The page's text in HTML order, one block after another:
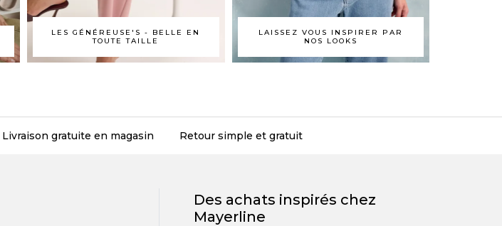
LES GÉNÉREUSE'S - BELLE EN
TOUTE TAILLE
LAISSEZ VOUS INSPIRER PAR
NOS LOOKS
Livraison gratuite en magasin Retour simple et gratuit
Des achats inspirés chez
Mayerline